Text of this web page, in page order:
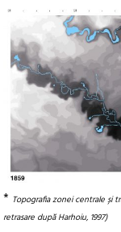
* Topografia zonei centrale și
retrasare după Harhoiu, 1997)